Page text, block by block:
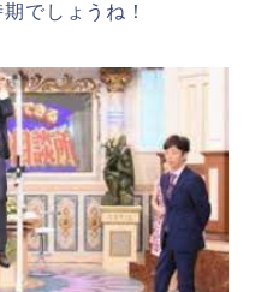
でしょうね！